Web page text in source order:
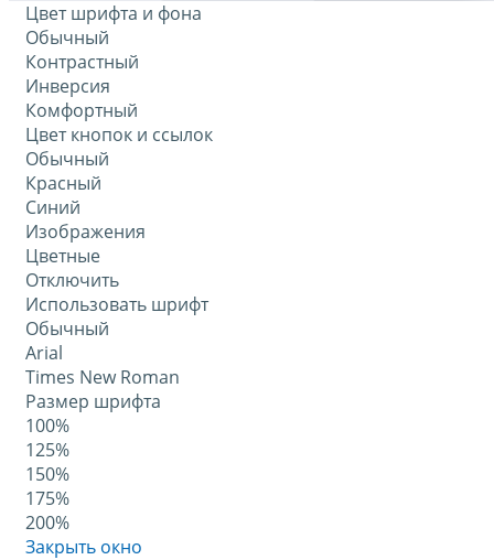
Цвет шрифта и фона
Обычный
Контрастный
Инверсия
Комфортный
Цвет кнопок и ссылок
Обычный
Красный
Синий
Изображения
Цветные
Отключить
Использовать шрифт
Обычный
Arial
Times New Roman
Размер шрифта
100%
125%
150%
175%
200%
Закрыть окно